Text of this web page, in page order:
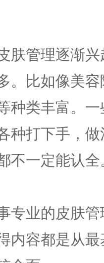
肤管理逐渐
。比如像美
种类丰富。
种打下手，
不一定能认全
专业的皮肤
内容都是从